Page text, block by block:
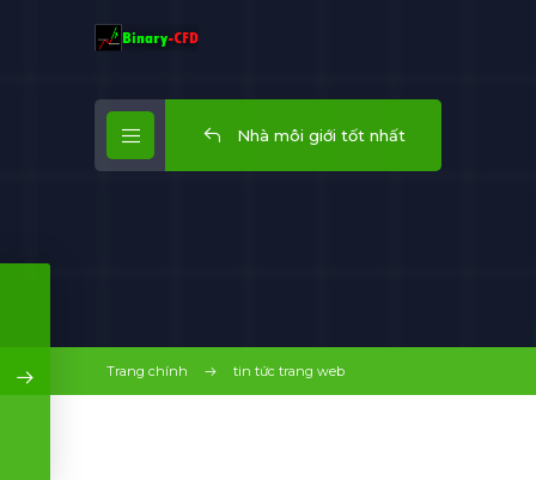
Nhà môi giới tốt nhất
Trang chính tin tức trang web